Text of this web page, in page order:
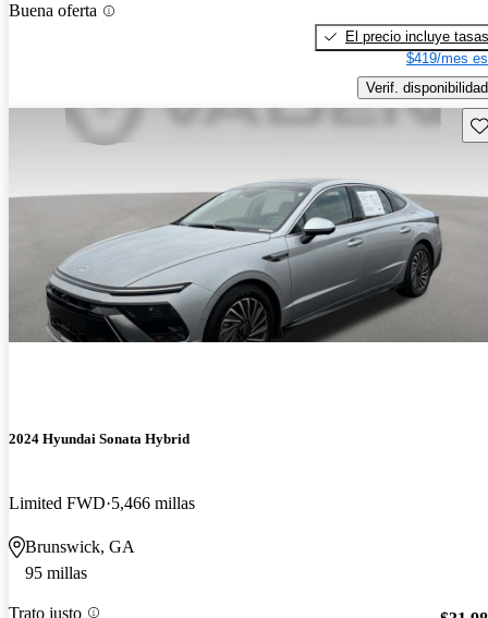
Buena oferta
El precio incluye tasas
$419/mes
Verif. disponibilidad
2024 Hyundai Sonata Hybrid
Limited FWD 5,466 millas
Brunswick, GA
95 millas
Trato justo